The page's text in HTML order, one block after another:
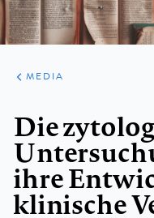
ARTIKELEN
VARIA
MEDIA
Die
ihre
klinische